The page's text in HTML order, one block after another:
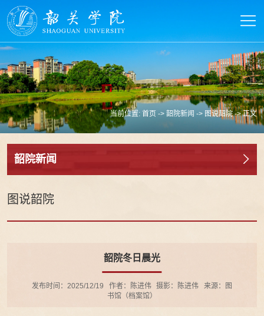
当前位置:首页 ->韶院新闻 -> 图说韶院-> 正文
韶院新闻
图说韶院
韶院冬日晨光
发布时间：2025/12/19 作者：陈进伟 摄影：陈进伟
来源：图
书馆（档案馆）